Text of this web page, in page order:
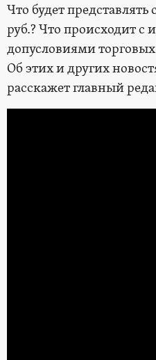
Что будет
руб.? Что происходит
допусловиями
Об этих и других
расскажет главный